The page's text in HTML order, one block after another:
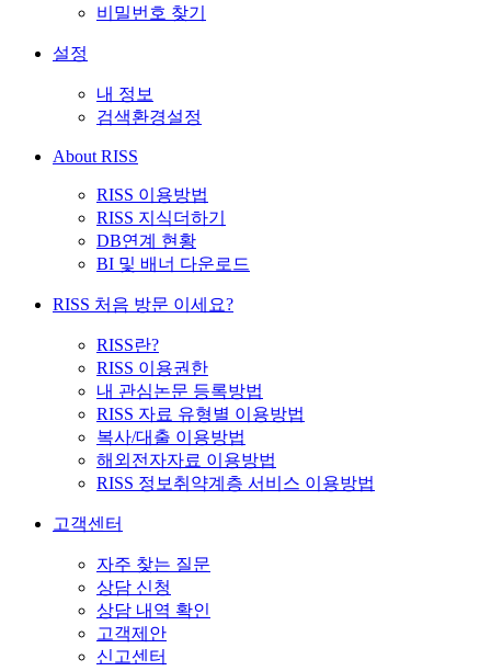
비밀번호 찾기
설정
내 정보
검색환경설정
About RISS
RISS 이용방법
RISS 지식더하기
DB연계 현황
BI 및 배너 다운로드
RISS 처음 방문 이세요?
RISS란?
RISS 이용권한
내 관심논문 등록방법
RISS 자료 유형별 이용방법
복사/대출 이용방법
해외전자자료 이용방법
RISS 정보취약계층 서비스 이용방법
고객센터
자주 찾는 질문
상담 신청
상담 내역 확인
고객제안
신고센터